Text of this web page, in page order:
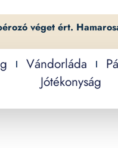
véget ért.
Vándorláda
Jótékonyság